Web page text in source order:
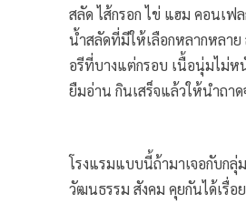
สลัด ไส้กรอก ไข่ แฮม คอนเฟ
น้ำสลัดที่มีให้เลือกหลากหลา
อรีที่บางแต่กรอบ เนื้อนุ่มไม่ห
ยืมอ่าน กินเสร็จแล้วให้นำถา
โรงแรมแบบนี้ถ้ามาเจอกับก
วัฒนธรรม สังคม คุยกันได้เรื่